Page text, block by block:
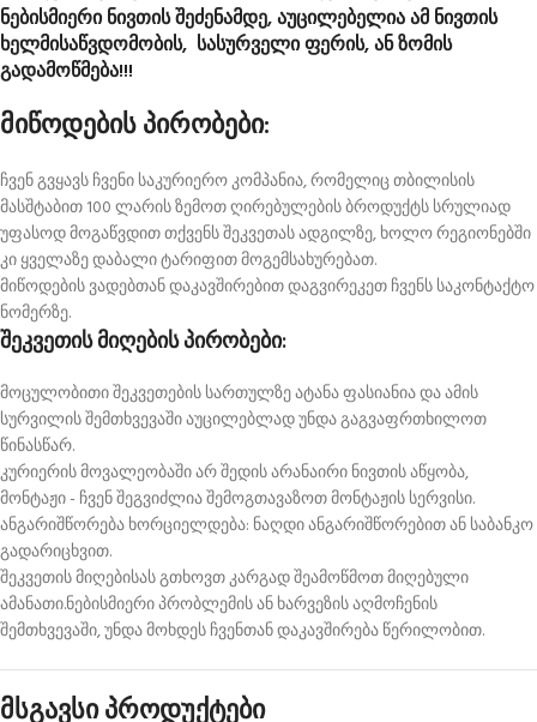
ნებისმიერი ნივთის შეძენამდე, აუცილებელია ამ ნივთის
ხელმისაწვდომობის, სასურველი ფერის, ან ზომის
გადამოწმება!!!
მიწოდების პირობები:
ჩვენ გვყავს ჩვენი საკურიერო კომპანია, რომელიც თბილისის
მასშტაბით 100 ლარის ზემოთ ღირებულების ბროდუქტს სრულიად
უფასოდ მოგაწვდით თქვენს შეკვეთას ადგილზე, ხოლო რეგიონებში
კი ყველაზე დაბალი ტარიფით მოგემსახურებათ.
მიწოდების ვადებთან დაკავშირებით დაგვირეკეთ ჩვენს საკონტაქტო
ნომერზე.
შეკვეთის მიღების პირობები:
მოცულობითი შეკვეთების სართულზე ატანა ფასიანია და ამის
სურვილის შემთხვევაში აუცილებლად უნდა გაგვაფრთხილოთ
წინასწარ.
კურიერის მოვალეობაში არ შედის არანაირი ნივთის აწყობა,
მონტაჟი - ჩვენ შეგვიძლია შემოგთავაზოთ მონტაჟის სერვისი.
ანგარიშწორება ხორციელდება: ნაღდი ანგარიშწორებით ან საბანკო
გადარიცხვით.
შეკვეთის მიღებისას გთხოვთ კარგად შეამოწმოთ მიღებული
ამანათი.ნებისმიერი პრობლემის ან ხარვეზის აღმოჩენის
შემთხვევაში, უნდა მოხდეს ჩვენთან დაკავშირება წერილობით.
მსგავსი პროდუქტები